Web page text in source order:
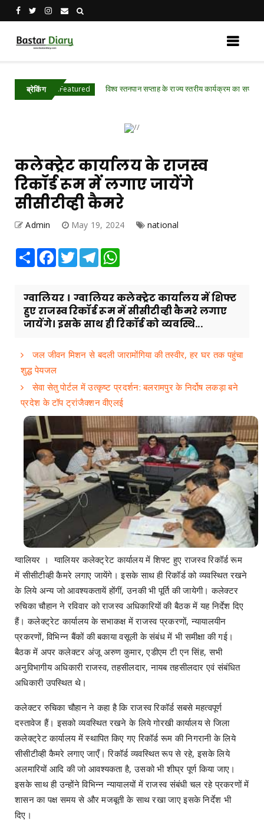
ब्रेकिंग
.Featured विश्व स्तनपान सप्ताह के राज्य स्तरीय कार्यक्रम का सफल आयोजन,
कलेक्ट्रेट कार्यालय के राजस्व
रिकॉर्ड रूम में लगाए जायेंगे
सीसीटीव्ही कैमरे
Admin May 19, 2024 national
Share Facebook
TwitterTelegram
ग्वालियर । ग्वालियर कलेक्ट्रेट कार्यालय में शिफ्ट
हुए राजस्व रिकॉर्ड रूम में सीसीटीव्ही कैमरे लगाए
जायेंगे। इसके साथ ही रिकॉर्ड को व्यवस्थि...
जल जीवन मिशन से बदली जारामोंगिया की तस्वीर, हर घर तक पहुंचा
शुद्ध पेयजल
सेवा सेतु पोर्टल में उत्कृष्ट प्रदर्शन: बलरामपुर के निर्दोष लकड़ा बने
प्रदेश के टॉप ट्रांजैक्शन वीएलई
ग्वालियर । ग्वालियर कलेक्ट्रेट कार्यालय में शिफ्ट हुए राजस्व रिकॉर्ड रूम
में सीसीटीव्ही कैमरे लगाए जायेंगे। इसके साथ ही रिकॉर्ड को व्यवस्थित रखने
के लिये अन्य जो आवश्यकतायें होंगीं, उनकी भी पूर्ति की जायेगी। कलेक्टर
रुचिका चौहान ने रविवार को राजस्व अधिकारियों की बैठक में यह निर्देश दिए
हैं। कलेक्ट्रेट कार्यालय के सभाकक्ष में राजस्व प्रकरणों, न्यायालयीन
प्रकरणों, विभिन्न बैंकों की बकाया वसूली के संबंध में भी समीक्षा की गई।
बैठक में अपर कलेक्टर अंजू अरुण कुमार, एडीएम टी एन सिंह, सभी
अनुविभागीय अधिकारी राजस्व, तहसीलदार, नायब तहसीलदार एवं संबंधित
अधिकारी उपस्थित थे।
कलेक्टर रुचिका चौहान ने कहा है कि राजस्व रिकॉर्ड सबसे महत्वपूर्ण
दस्तावेज हैं। इसको व्यवस्थित रखने के लिये गोरखी कार्यालय से जिला
कलेक्ट्रेट कार्यालय में स्थापित किए गए रिकॉर्ड रूम की निगरानी के लिये
सीसीटीव्ही कैमरे लगाए जाएँ। रिकॉर्ड व्यवस्थित रूप से रहे, इसके लिये
अलमारियों आदि की जो आवश्यकता है, उसको भी शीघ्र पूर्ण किया जाए।
इसके साथ ही उन्होंने विभिन्न न्यायालयों में राजस्व संबंधी चल रहे प्रकरणों में
शासन का पक्ष समय से और मजबूती के साथ रखा जाए इसके निर्देश भी
दिए।